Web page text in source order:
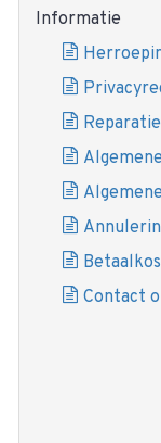
Informatie
Contact